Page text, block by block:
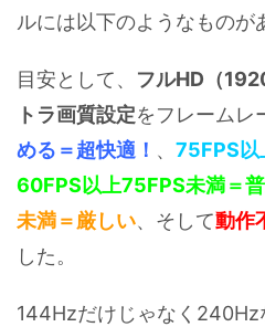
ルには以下のようなものが
目安として、 フルHD（
トラ画質設定をフレームレ
める＝超快適！ 、 75FPS以
60FPS以上75FPS未満＝
未満＝厳しい、そして動作
した。
144Hzだけじゃなく240Hz